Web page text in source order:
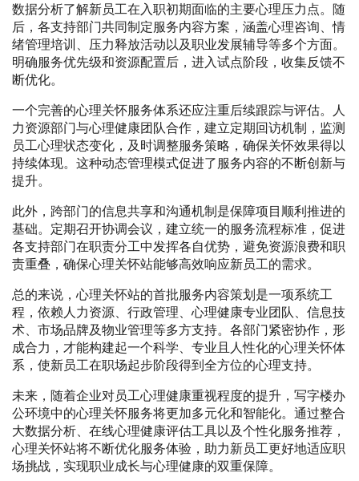
数据分析了解新员工在入职初期面临的主要心理压力点。随
后，各支持部门共同制定服务内容方案，涵盖心理咨询、情
绪管理培训、压力释放活动以及职业发展辅导等多个方面。
明确服务优先级和资源配置后，进入试点阶段，收集反馈不
断优化。
一个完善的心理关怀服务体系还应注重后续跟踪与评估。人
力资源部门与心理健康团队合作，建立定期回访机制，监测
员工心理状态变化，及时调整服务策略，确保关怀效果得以
持续体现。这种动态管理模式促进了服务内容的不断创新与
提升。
此外，跨部门的信息共享和沟通机制是保障项目顺利推进的
基础。定期召开协调会议，建立统一的服务流程标准，促进
各支持部门在职责分工中发挥各自优势，避免资源浪费和职
责重叠，确保心理关怀站能够高效响应新员工的需求。
总的来说，心理关怀站的首批服务内容策划是一项系统工
程，依赖人力资源、行政管理、心理健康专业团队、信息技
术、市场品牌及物业管理等多方支持。各部门紧密协作，形
成合力，才能构建起一个科学、专业且人性化的心理关怀体
系，使新员工在职场起步阶段得到全方位的心理支持。
未来，随着企业对员工心理健康重视程度的提升，写字楼办
公环境中的心理关怀服务将更加多元化和智能化。通过整合
大数据分析、在线心理健康评估工具以及个性化服务推荐，
心理关怀站将不断优化服务体验，助力新员工更好地适应职
场挑战，实现职业成长与心理健康的双重保障。